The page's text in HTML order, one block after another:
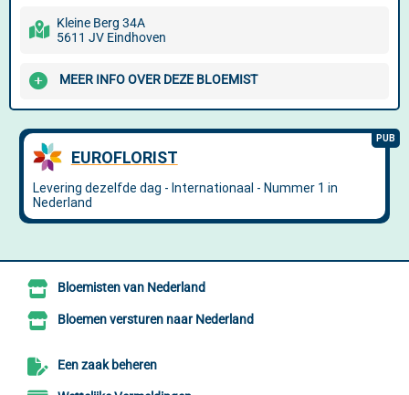
Kleine Berg 34A
5611 JV Eindhoven
MEER INFO OVER DEZE BLOEMIST
Bloemisten van Nederland
Bloemen versturen naar Nederland
Een zaak beheren